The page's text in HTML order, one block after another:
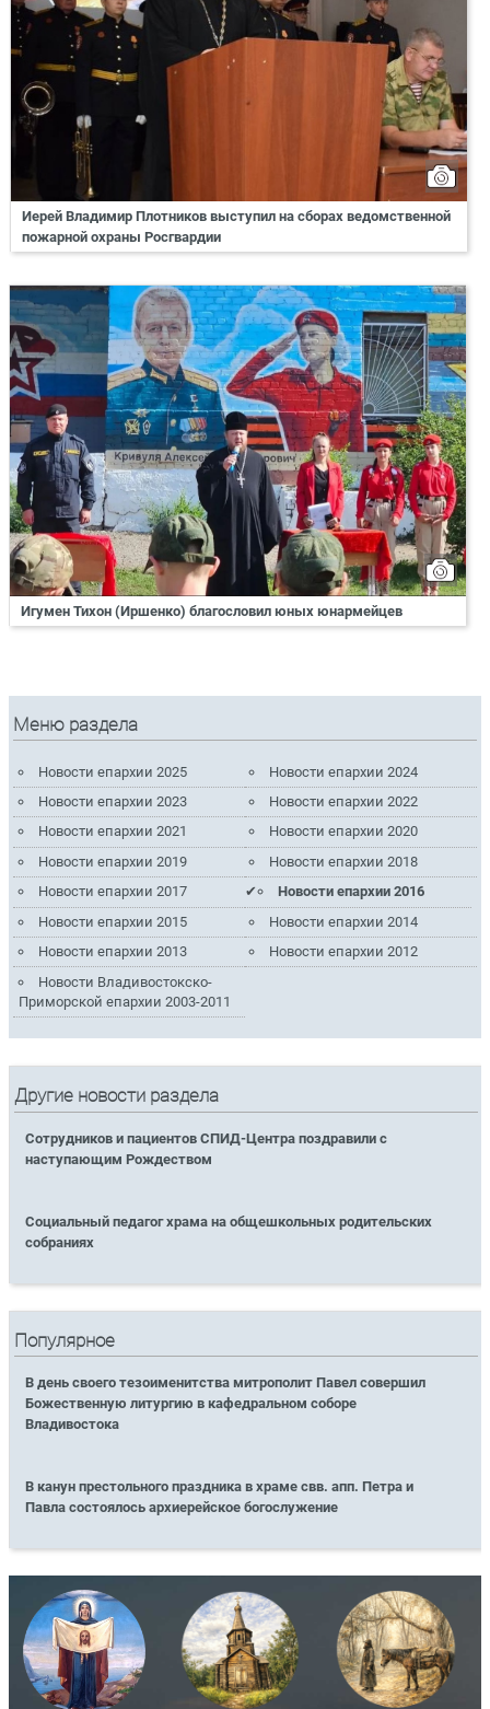
Иерей Владимир Плотников выступил на сборах ведомственной
пожарной охраны Росгвардии
Игумен Тихон (Иршенко) благословил юных юнармейцев
Меню раздела
Новости епархии 2025
Новости епархии 2024
Новости епархии 2023
Новости епархии 2022
Новости епархии 2021
Новости епархии 2020
Новости епархии 2019
Новости епархии 2018
Новости епархии 2017
Новости епархии 2016
Новости епархии 2015
Новости епархии 2014
Новости епархии 2013
Новости епархии 2012
Новости Владивостокско-
Приморской епархии 2003-2011
Другие новости раздела
Сотрудников и пациентов СПИД-Центра поздравили с
наступающим Рождеством
Социальный педагог храма на общешкольных родительских
собраниях
Популярное
В день своего тезоименитства митрополит Павел совершил
Божественную литургию в кафедральном соборе
Владивостока
В канун престольного праздника в храме свв. апп. Петра и
Павла состоялось архиерейское богослужение